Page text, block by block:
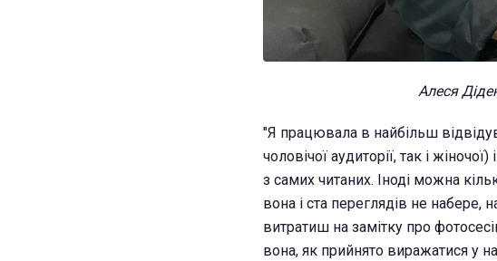
Алеся
"Я працювала в найбільш
чоловічої аудиторії, так і
з самих читаних. Іноді можна
вона і ста переглядів не набере,
витратиш на замітку про
вона, як прийнято виражатися у